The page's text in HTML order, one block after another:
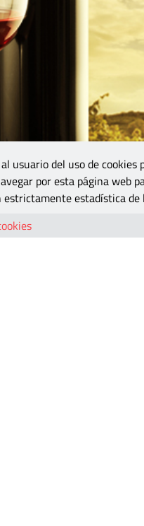
usuario del uso de
por esta página web
estrictamente estadística